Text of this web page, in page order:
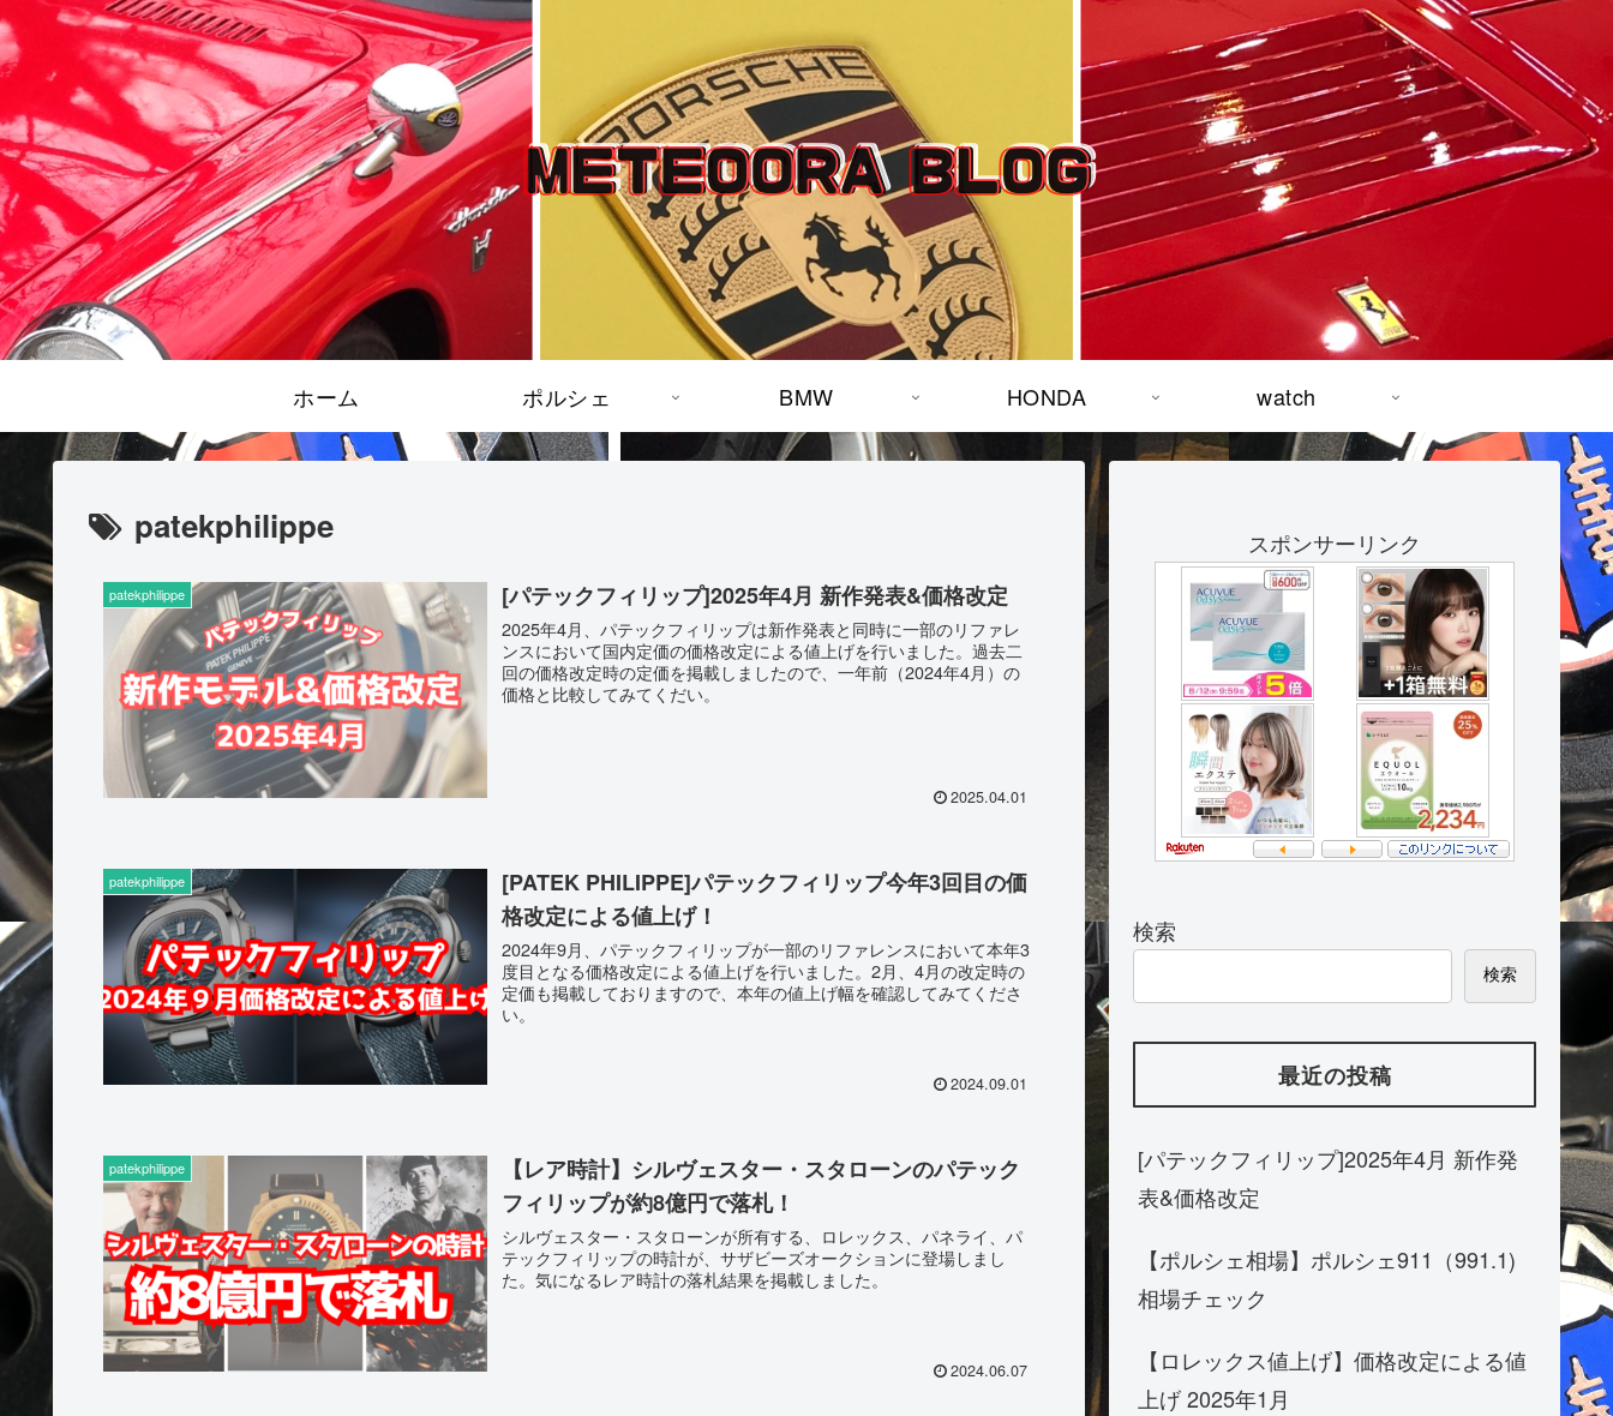
ホーム ポルシェ BMW HONDA watch
patekphilippe
patekphilippe [パテックフィリップ]2025年4月 新作発表&価格改定
2025年4月、パテックフィリップは新作発表と同時に一部のリファレ
ンスにおいて国内定価の価格改定による値上げを行いました。過去二
回の価格改定時の定価を掲載しましたので、一年前（2024年4月）の
価格と比較してみてくだい。
2025.04.01
patekphilippe
[PATEK PHILIPPE]パテックフィリップ今年3回目の価
格改定による値上げ！
2024年9月、パテックフィリップが一部のリファレンスにおいて本年3
度目となる価格改定による値上げを行いました。2月、4月の改定時の
定価も掲載しておりますので、本年の値上げ幅を確認してみてくださ
い。
2024.09.01
patekphilippe
【レア時計】シルヴェスター・スタローンのパテック
フィリップが約8億円で落札！
シルヴェスター・スタローンが所有する、ロレックス、パネライ、パ
テックフィリップの時計が、サザビーズオークションに登場しまし
た。気になるレア時計の落札結果を掲載しました。
2024.06.07
スポンサーリンク
検索
検索
最近の投稿
[パテックフィリップ]2025年4月 新作発
表&価格改定
【ポルシェ相場】ポルシェ911（991.1)
相場チェック
【ロレックス値上げ】価格改定による値
上げ 2025年1月